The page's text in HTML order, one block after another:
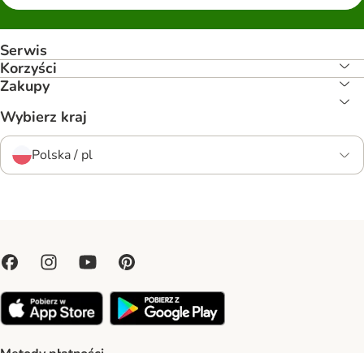
Serwis
Korzyści
Zakupy
Wybierz kraj
Polska / pl